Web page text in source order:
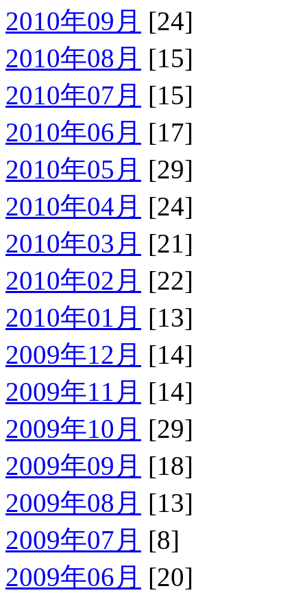
2010年09月 [24]
2010年08月 [15]
2010年07月 [15]
2010年06月 [17]
2010年05月 [29]
2010年04月 [24]
2010年03月 [21]
2010年02月 [22]
2010年01月 [13]
2009年12月 [14]
2009年11月 [14]
2009年10月 [29]
2009年09月 [18]
2009年08月 [13]
2009年07月 [8]
2009年06月 [20]